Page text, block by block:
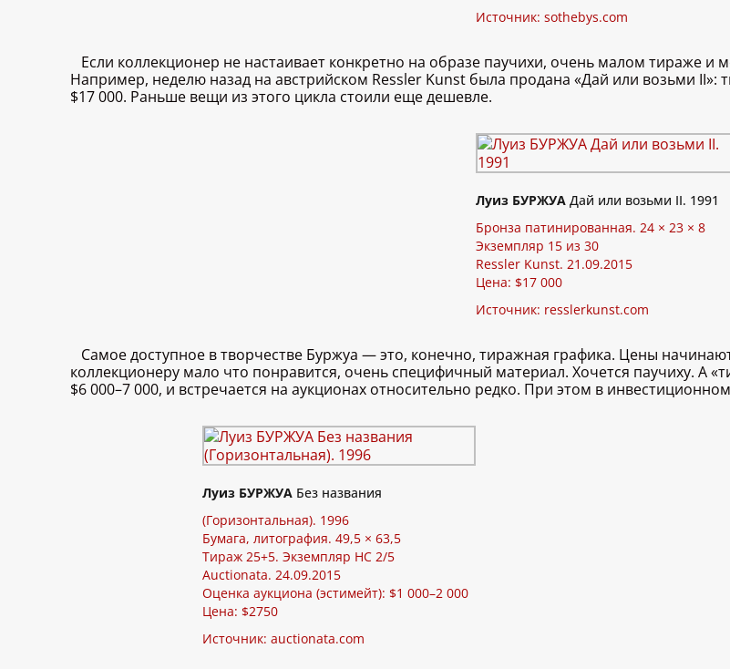
Источник: sothebys.com
Если коллекционер не настаивает конкретно на образе паучихи, очень малом тираже
Например, неделю назад на австрийском Ressler Kunst была продана «Дай или возьми II»:
$17 000. Раньше вещи из этого цикла стоили еще дешевле.
Луиз БУРЖУА Дай или возьми II. 1991
Бронза патинированная. 24 × 23 × 8
Экземпляр 15 из 30
Ressler Kunst. 21.09.2015
Цена: $17 000
Источник: resslerkunst.com
Самое доступное в творчестве Буржуа — это, конечно, тиражная графика. Цены
коллекционеру мало что понравится, очень специфичный материал. Хочется паучиху. А
$6 000–7 000, и встречается на аукционах относительно редко. При этом в
Луиз БУРЖУА Без названия
(Горизонтальная). 1996
Бумага, литография. 49,5 × 63,5
Тираж 25+5. Экземпляр HC 2/5
Auctionata. 24.09.2015
Оценка аукциона (эстимейт): $1 000–2 000
Цена: $2750
Источник: auctionata.com